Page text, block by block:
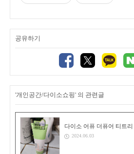
공유하기
'개인공간/다이소쇼핑' 의 관련글
다이소 어퓨 더퓨어 티트리
2024.06.03